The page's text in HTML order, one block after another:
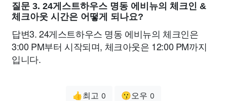
질문 3. 24게스트하우스 명동 에비뉴의 체크인 &
체크아웃 시간은 어떻게 되나요?
답변3. 24게스트하우스 명동 에비뉴의 체크인은
3:00 PM부터 시작되며, 체크아웃은 12:00 PM까지
입니다.
👍최고 0 😗오우 0